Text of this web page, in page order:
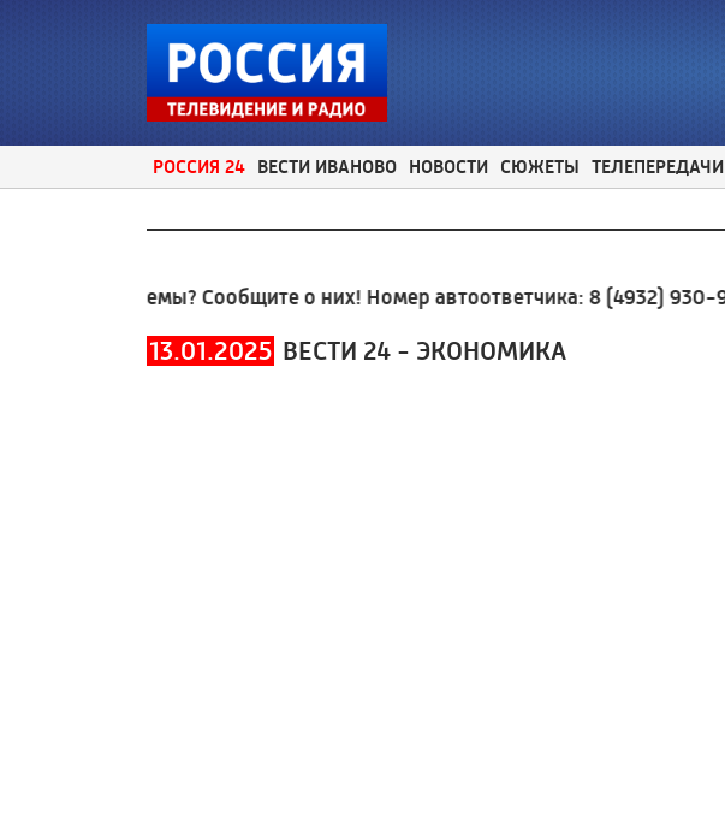
РОССИЯ 24 ВЕСТИ ИВАНОВО НОВОСТИ СЮЖЕТЫ ТЕЛЕПЕРЕДАЧИ
проблемы? Сообщите о них! Номер автоответчика:8 (4932) 930-930
13.01.2025 ВЕСТИ 24 - ЭКОНОМИКА